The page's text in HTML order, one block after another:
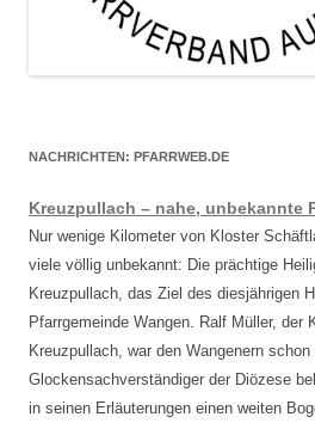
NACHRICHTEN: PFARRWEB.DE
Kreuzpullach – nahe, unbekannte
Nur wenige Kilometer von Kloster
viele völlig unbekannt: Die prächtige
Kreuzpullach, das Ziel des diesjährigen
Pfarrgemeinde Wangen. Ralf Müller, der
Kreuzpullach, war den Wangenern schon
Glockensachverständiger der Diözese
in seinen Erläuterungen einen weiten